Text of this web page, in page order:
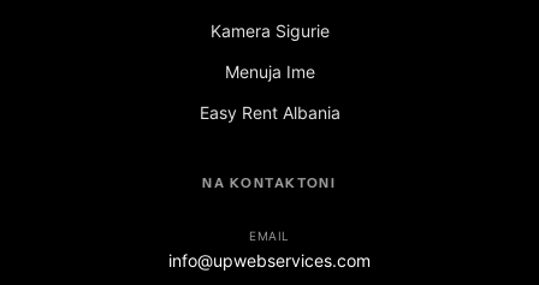
Kamera Sigurie
Menuja Ime
Easy Rent Albania
NA KONTAKTONI
EMAIL
info@upwebservices.com